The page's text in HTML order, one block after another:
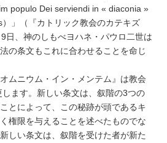
populo Dei serviendi in « diaconia »
」（『カトリック教会のカテキズ
日、神のしもべヨハネ・パウロ二世は
の条文もこれに合わせることを命じ
ムニウム・イン・メンテム』は教会
ます。新しい条文は、叙階の3つの
とによって、この秘跡が頭であるキ
権限を与えることを述べたものでな
しい条文は、叙階を受けた者が新た